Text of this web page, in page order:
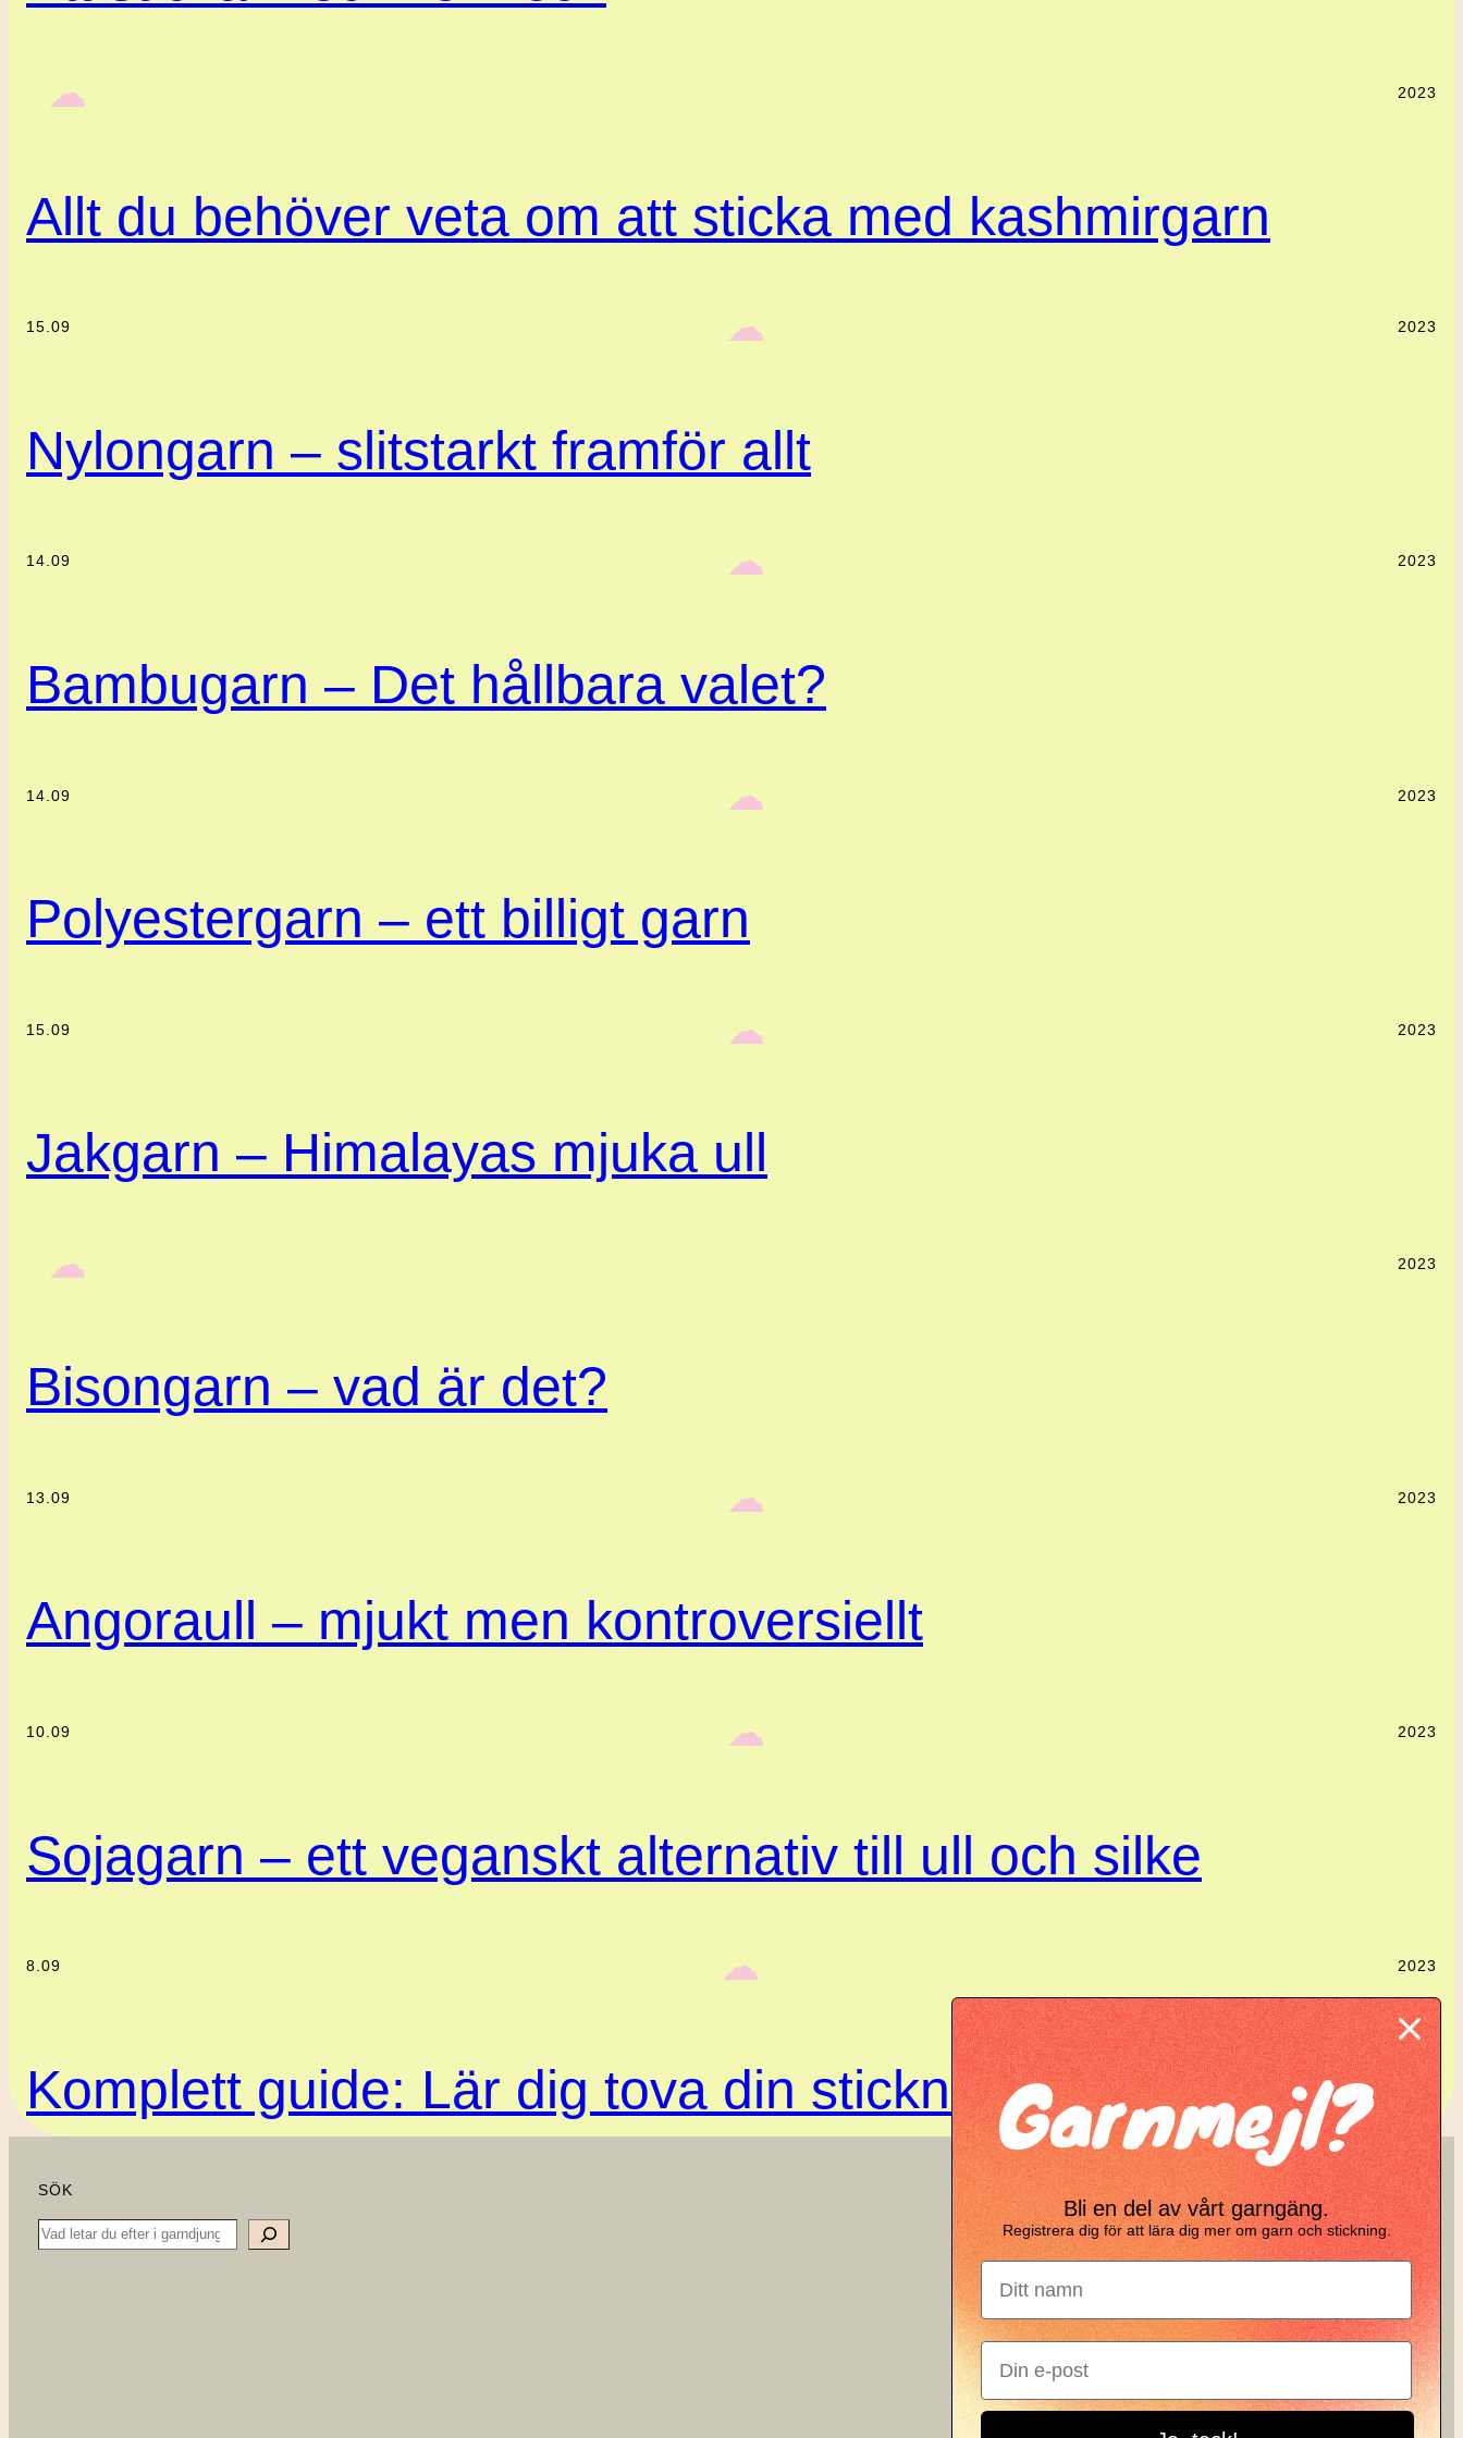
‎ ‎‎ ☁︎‎‎ 2023
Allt du behöver veta om att sticka med kashmirgarn
15.09 ‎ ‎‎ ☁︎‎‎ 2023
Nylongarn – slitstarkt framför allt
14.09 ‎ ‎‎ ☁︎‎‎ 2023
Bambugarn – Det hållbara valet?
14.09 ‎ ‎‎ ☁︎‎‎ 2023
Polyestergarn – ett billigt garn
15.09 ‎ ‎‎ ☁︎‎‎ 2023
Jakgarn – Himalayas mjuka ull
‎ ‎‎ ☁︎‎‎ 2023
Bisongarn – vad är det?
13.09 ‎ ‎‎ ☁︎‎‎ 2023
Angoraull – mjukt men kontroversiellt
10.09 ‎ ‎‎ ☁︎‎‎ 2023
Sojagarn – ett veganskt alternativ till ull och silke
8.09 ‎ ‎‎ ☁︎‎‎ 2023
Komplett guide: Lär dig tova din stickning
SÖK
Search
KNIT KNOT
Manifesto
Garnmejl?
Bli en del av vårt garngäng.
Registrera dig för att lära dig mer om garn och stickning.